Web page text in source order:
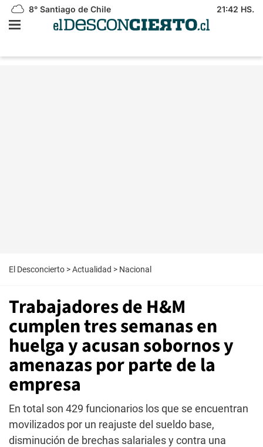
8° Santiago de Chile 21:42 HS.
El Desconcierto >Actualidad > Nacional
Trabajadores de H&M
cumplen tres semanas en
huelga y acusan sobornos y
amenazas por parte de la
empresa
En total son 429 funcionarios los que se encuentran
movilizados por un reajuste del sueldo base,
disminución de brechas salariales y contra una